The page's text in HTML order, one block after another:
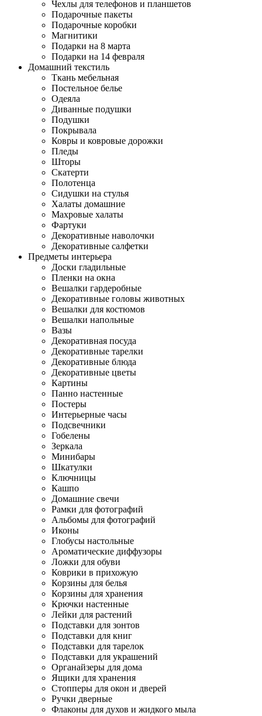
Чехлы для телефонов и планшетов
Подарочные пакеты
Подарочные коробки
Магнитики
Подарки на 8 марта
Подарки на 14 февраля
Домашний текстиль
Ткань мебельная
Постельное белье
Одеяла
Диванные подушки
Подушки
Покрывала
Ковры и ковровые дорожки
Пледы
Шторы
Скатерти
Полотенца
Сидушки на стулья
Халаты домашние
Махровые халаты
Фартуки
Декоративные наволочки
Декоративные салфетки
Предметы интерьера
Доски гладильные
Пленки на окна
Вешалки гардеробные
Декоративные головы животных
Вешалки для костюмов
Вешалки напольные
Вазы
Декоративная посуда
Декоративные тарелки
Декоративные блюда
Декоративные цветы
Картины
Панно настенные
Постеры
Интерьерные часы
Подсвечники
Гобелены
Зеркала
Минибары
Шкатулки
Ключницы
Кашпо
Домашние свечи
Рамки для фотографий
Альбомы для фотографий
Иконы
Глобусы настольные
Ароматические диффузоры
Ложки для обуви
Коврики в прихожую
Корзины для белья
Корзины для хранения
Крючки настенные
Лейки для растений
Подставки для зонтов
Подставки для книг
Подставки для тарелок
Подставки для украшений
Органайзеры для дома
Ящики для хранения
Стопперы для окон и дверей
Ручки дверные
Флаконы для духов и жидкого мыла